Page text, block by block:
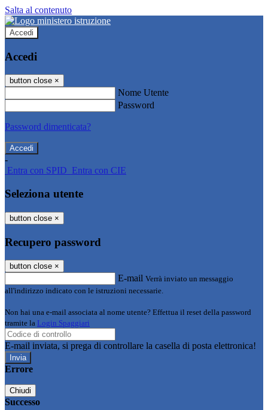
Salta al contenuto
Accedi
Accedi
button close ×
Nome Utente
Password
Password dimenticata?
-
Entra con SPID Entra con CIE
Seleziona utente
button close ×
Recupero password
button close ×
E-mail Verrà inviato un messaggio
all'indirizzo indicato con le istruzioni necessarie.
Non hai una e-mail associata al nome utente? Effettua il reset della password
tramite la Login Spaggiari
E-mail inviata, si prega di controllare la casella di posta elettronica!
Errore
Chiudi
Successo